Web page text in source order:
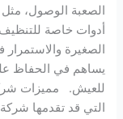
الصعبة الوصول، مثل
أدوات خاصة للتنظيف
الصغيرة
يساهم في الحفاظ
للعيش. مميزات
التي قد تقدمها